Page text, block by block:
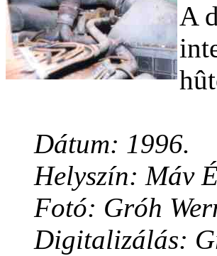
A
Dátum: 1996.
Helyszín: Máv
Fotó: Gróh
Digitalizálás: